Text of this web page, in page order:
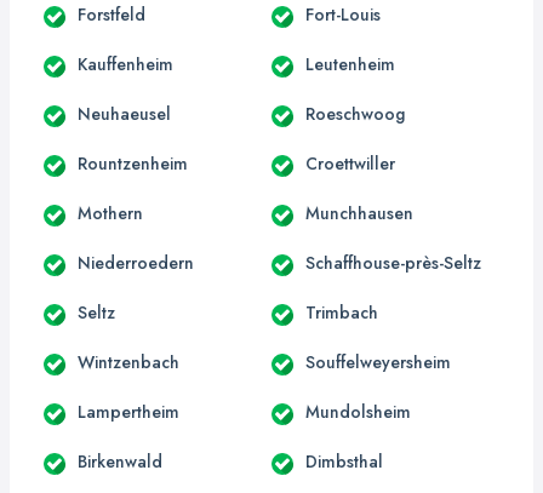
Forstfeld Fort-Louis
Kauffenheim Leutenheim
Neuhaeusel Roeschwoog
Rountzenheim Croettwiller
Mothern Munchhausen
Niederroedern Schaffhouse-près-Seltz
Seltz Trimbach
Wintzenbach Souffelweyersheim
Lampertheim Mundolsheim
Birkenwald Dimbsthal